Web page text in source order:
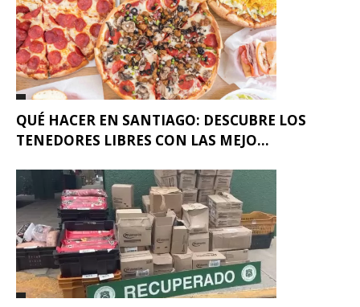
QUÉ HACER EN SANTIAGO: DESCUBRE LOS
TENEDORES LIBRES CON LAS MEJO...